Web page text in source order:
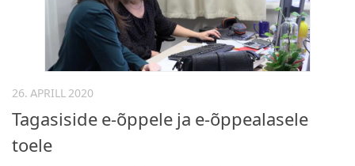
26. APRILL 2020
Tagasiside e-õppele ja e-õppealasele
toele